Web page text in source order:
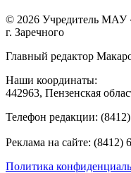
© 2026 Учредитель МАУ
г. Заречного
Главный редактор
Наши координаты:
442963, Пензенская
Телефон редакции:
Реклама на сайте: (8412)
Политика